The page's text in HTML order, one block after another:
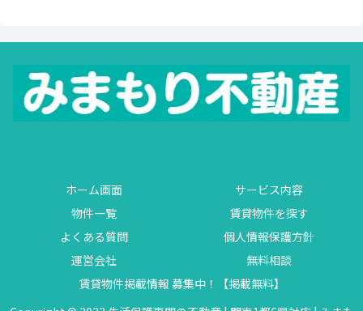
ホーム画面
サービス内容
物件一覧
賃貸物件を探す
よくある質問
個人情報保護方針
運営会社
無料相談
賃貸物件掲載情報 募集中！【掲載無料】